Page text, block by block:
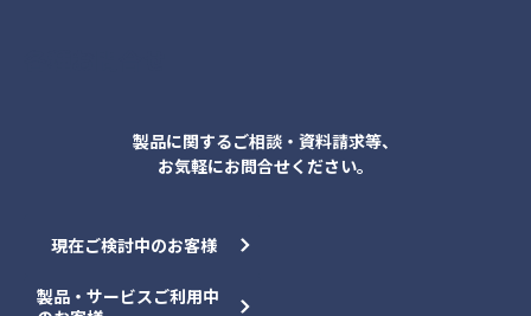
製品に関するご相談・資料請求等、
お気軽にお問合せください。
現在ご検討中のお客様
製品・サービスご利用中